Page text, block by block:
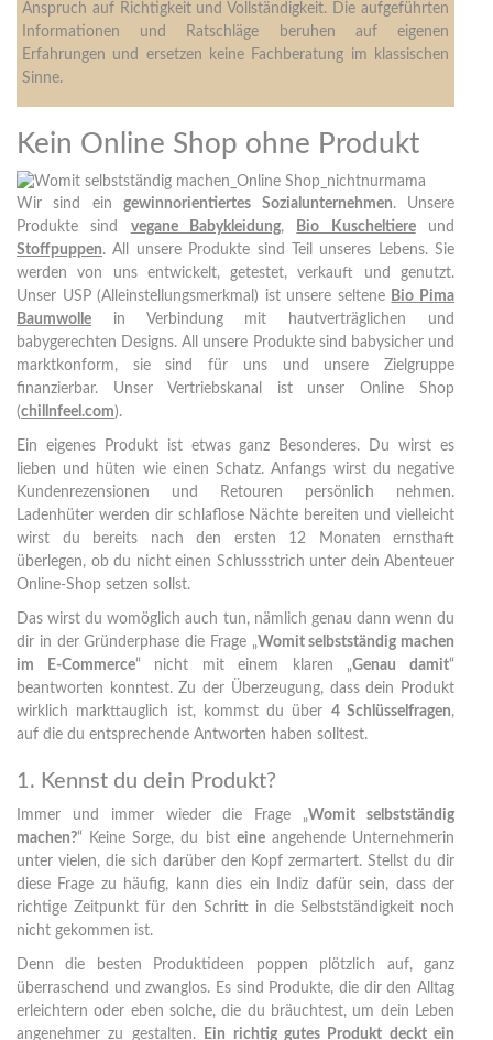
Anspruch auf Richtigkeit und Vollständigkeit. Die aufgeführten
Informationen und Ratschläge beruhen auf eigenen
Erfahrungen und ersetzen keine Fachberatung im klassischen
Sinne.
Kein Online Shop ohne Produkt
Wir sind eingewinnorientiertes Sozialunternehmen. Unsere
Produkte sind vegane Babykleidung, Bio Kuscheltiereund
Stoffpuppen. All unsere Produkte sind Teil unseres Lebens. Sie
werden von uns entwickelt, getestet, verkauft und genutzt.
Unser USP (Alleinstellungsmerkmal) ist unsere seltene Bio Pima
Baumwolle in Verbindung mit hautverträglichen und
babygerechten Designs. All unsere Produkte sind babysicher und
marktkonform, sie sind für uns und unsere Zielgruppe
finanzierbar. Unser Vertriebskanal ist unser Online Shop
(chillnfeel.com).
Ein eigenes Produkt ist etwas ganz Besonderes. Du wirst es
lieben und hüten wie einen Schatz. Anfangs wirst du negative
Kundenrezensionen und Retouren persönlich nehmen.
Ladenhüter werden dir schlaflose Nächte bereiten und vielleicht
wirst du bereits nach den ersten 12 Monaten ernsthaft
überlegen, ob du nicht einen Schlussstrich unter dein Abenteuer
Online-Shop setzen sollst.
Das wirst du womöglich auch tun, nämlich genau dann wenn du
dir in der Gründerphase die Frage „Womit selbstständig machen
im E-Commerce“ nicht mit einem klaren „Genau damit“
beantworten konntest. Zu der Überzeugung, dass dein Produkt
wirklich markttauglich ist, kommst du über 4 Schlüsselfragen,
auf die du entsprechende Antworten haben solltest.
1. Kennst du dein Produkt?
Immer und immer wieder die Frage „Womit selbstständig
machen?“ Keine Sorge, du bist eineangehende Unternehmerin
unter vielen, die sich darüber den Kopf zermartert. Stellst du dir
diese Frage zu häufig, kann dies ein Indiz dafür sein, dass der
richtige Zeitpunkt für den Schritt in die Selbstständigkeit noch
nicht gekommen ist.
Denn die besten Produktideen poppen plötzlich auf, ganz
überraschend und zwanglos. Es sind Produkte, die dir den Alltag
erleichtern oder eben solche, die du bräuchtest, um dein Leben
angenehmer zu gestalten.
Ein richtig gutes Produkt deckt ein